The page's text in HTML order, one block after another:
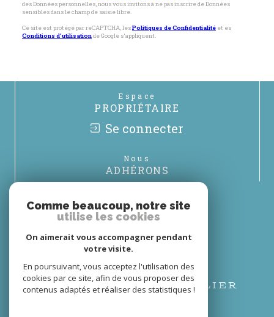
des Données personnelles, nous vous invitons à ne pas inscrire de Données
sensibles dans le champ de saisie libre.
Ce site est protégé par reCAPTCHA, lesPolitiques de Confidentialité et es
Conditions d'utilisationde Google s'appliquent.
Espace
PROPRIÉTAIRE
Se connecter
Nous
ADHÉRONS
Comme beaucoup, notre site
utilise les cookies
On aimerait vous accompagner pendant
votre visite.
En poursuivant, vous acceptez l'utilisation des
cookies par ce site, afin de vous proposer des
contenus adaptés et réaliser des statistiques !